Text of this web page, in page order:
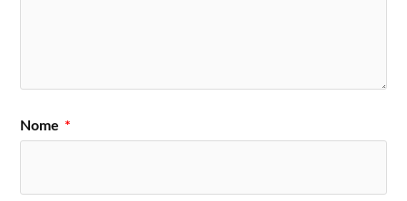
Nome *